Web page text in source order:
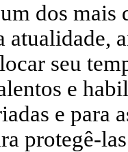
dos mais
atualidade,
seu
e
e para
protegê-